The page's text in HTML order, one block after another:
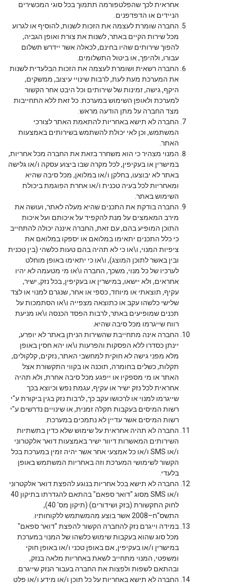
אחראית לכך שהפלטפורמה תתמוך בכל סוגי המכשירים
הניידים או הדפדפנים.
החברה שומרת לעצמה את הזכות לשנות, להוסיף או לגרוע
מכל שירות הקיים באתר, לשנות את צורת ואופן הגביה,
להפוך שירותים שהיו בחינם, לכאלה אשר יידרש תשלום
עבורו, ולהיפך, או ביטול התשלומים.
החברה רשאית ושומרת לעצמה את הזכות הבלעדית לשנות
את המערכת מעת לעת, לרבות שינויי עיצוב, ממשקים,
היקף, גישה, זמינות של שירותים וכל היבט אחר הקשור
למערכת ולאופן השימוש במערכת. כל זאת ללא התחייבות
מצד החברה על מתן הודעה מראש.
החברה לא תישא באחריות להתאמת האתר לצורכי
המשתמש, וכן לאי יכולת להשתמש בשירותים באמצעות
האתר.
המנוי מצהיר כי הוא משחרר בזאת את החברה מכל אחריות,
במישרין או בעקיפין, לכל מקרה שבו ביצוע עסקה ו/או גלישה
באתר לא יבוצעו, בחלקן ו/או במלואן, מכל סיבה שהיא
ומאחריות לכל בעיה טכנית ו/או אחרת הפוגמת ביכולת
השימוש באתר.
החברה בודקת את התכנים שהיא מעלה לאתר, ועושה את
מירב המאמצים על מנת להקפיד על איכותם ועל איכות
התוכן המופיע בהם, עם זאת, החברה איננה יכולה להתחייב
כי כלל התכנים יתאימו במלואם או יספקו במלואם את
ציפיות המנוי, ו\או כי לא תהיה בהם טעות כלשהי (בין טכנית
ובין באשר לתוכן המוצג), ו\או כי יתאימו באופן מוחלט
לערכיו של כל מנוי, משכך, החברה ו\או מי מטעמה לא יהיו
אחראים, ולא יישאו, במישרין או בעקיפין, בכל נזק, ישיר,
עקיף, תוצאתי או מיוחד, כספי או אחר, שנגרם למנוי או לצד
שלישי כלשהו עקב או כתוצאה מצפייה ו\או הסתמכות על
תכנים שמופיעים באתר, לרבות הפסד הכנסה ו\או מניעת
רווח שייגרמו מכל סיבה שהיא.
החברה אינה מתחייבת שהשירות הניתן באתר לא יופרע,
יינתן כסדרו ללא הפסקות והפרעות ו\או יהא חסין באופן
מלא מפני גישה לא חוקית למחשבי האתר, נזקים, קלקולים,
תקלות, כשלים בחומרה, תוכנה או בקווי התקשורת אצל
האתר או מי מספקיו או ייפגע מכל סיבה אחרת, ולא תהיה
אחראית לכל נזק ישיר או עקיף, עגמת נפש וכיוצא בכך
שייגרמו למנוי או לרכושו עקב כך, לרבות נזק בגין ביקורת ע"י
רשות המיסים בעקבות תקלה זמנית, או שינויים נדרשים ע"י
רשות המיסים אשר עדיין לא נתמכים במערכת.
החברה לא תהיה אחראית על שימוש שלא כדין בתשתיות
השירותים המאשרות דיוור ישיר באמצעות דואר אלקטרוני
ו/או SMS ו/או כל אמצעי אחר אשר יהיה זמין במערכת בכל
הקשור לשימושי המערכת וזה באחריות המשתמש באופן
בלעדי.
החברה לא תישא בכל אחריות בנוגע להפצת דואר אלקטרוני
ו/או SMS מסוג "דואר ספאם" בהתאם להגדרתו בתיקון 40
לחוק התקשורת (בזק ושידורים) (תיקון מס' 40),
התשס"ח–2008 אשר בוצע מהמשתמש ללקוחותיו.
במידה וייגרם נזק להחברה הקשור להפצת "דואר ספאם"
מכל סוג שהוא בעקבות שימוש כלשהו של המנוי במערכת
במישרין ו/או בעקיפין, אם באופן טכני ו/או באופן חוקי
ומשפטי, המנוי מתחייב לשאת באחריות מלאה בנזק,
ובהתאם לשפות ולפצות את החברה בעבור הנזק שייגרם.
החברה לא תישא באחריות על כל תוכן ו/או מידע ו/או פלט